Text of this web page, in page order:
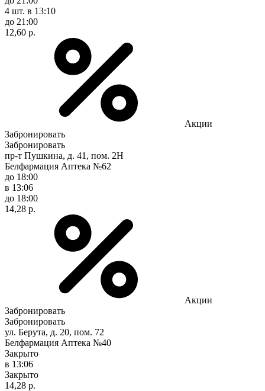
4 шт. в 13:10
до 21:00
12,60 р.
Акции
Забронировать
Забронировать
пр-т Пушкина, д. 41, пом. 2Н
Белфармация Аптека №62
до 18:00
в 13:06
до 18:00
14,28 р.
Акции
Забронировать
Забронировать
ул. Берута, д. 20, пом. 72
Белфармация Аптека №40
Закрыто
в 13:06
Закрыто
14,28 р.